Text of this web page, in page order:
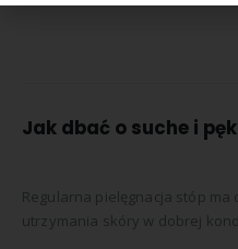
Jak dbać o suche i
Regularna pielęgnacja stóp
utrzymania skóry w dobrej